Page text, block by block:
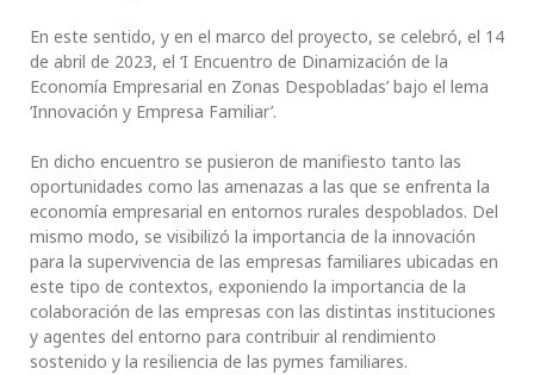
En este sentido, y en el marco del proyecto, se celebró, el 14
de abril de 2023, el ‘I Encuentro de Dinamización de la
Economía Empresarial en Zonas Despobladas’ bajo el lema
‘Innovación y Empresa Familiar’.
En dicho encuentro se pusieron de manifiesto tanto las
oportunidades como las amenazas a las que se enfrenta la
economía empresarial en entornos rurales despoblados. Del
mismo modo, se visibilizó la importancia de la innovación
para la supervivencia de las empresas familiares ubicadas en
este tipo de contextos, exponiendo la importancia de la
colaboración de las empresas con las distintas instituciones
y agentes del entorno para contribuir al rendimiento
sostenido y la resiliencia de las pymes familiares.